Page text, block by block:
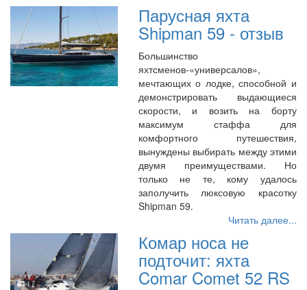
Парусная яхта
Shipman 59 - отзыв
Большинство
яхтсменов-«универсалов»,
мечтающих о лодке, способной и
демонстрировать выдающиеся
скорости, и возить на борту
максимум стаффа для
комфортного путешествия,
вынуждены выбирать между этими
двумя преимуществами. Но
только не те, кому удалось
заполучить люксовую красотку
Shipman 59.
Читать далее...
Комар носа не
подточит: яхта
Comar Comet 52 RS